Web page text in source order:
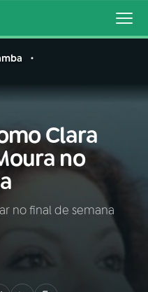
Clara
no
no final de semana